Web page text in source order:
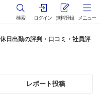
検索 ログイン 無料登録 メニュー
日出勤の評判・口コミ・社員評
レポート投稿